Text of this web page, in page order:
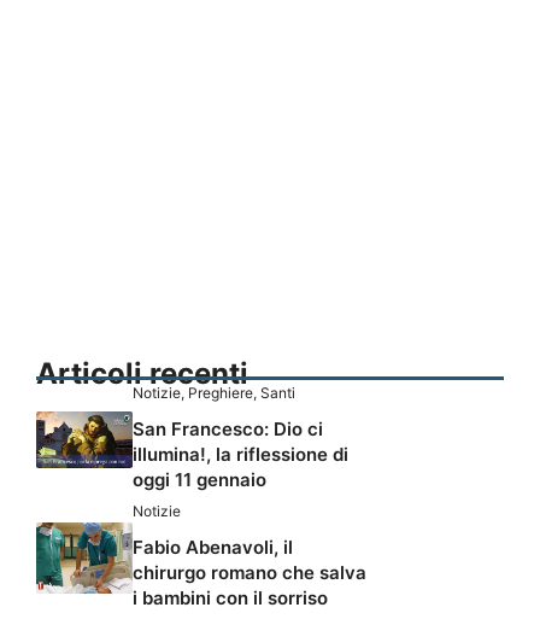
Articoli recenti
Notizie, Preghiere, Santi
San Francesco: Dio ci
illumina!, la riflessione di
oggi 11 gennaio
Notizie
Fabio Abenavoli, il
chirurgo romano che salva
i bambini con il sorriso